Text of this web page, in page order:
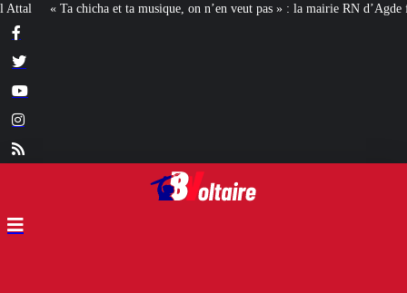
n’en veut pas » : la mairie RN d’Agde face à la meute « antiraciste » La